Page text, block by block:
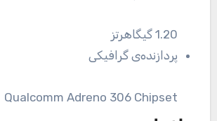
1.20 گیگاهرتز
پردازنده‌ی گرافیکی
Qualcomm Adreno 306 Chipset